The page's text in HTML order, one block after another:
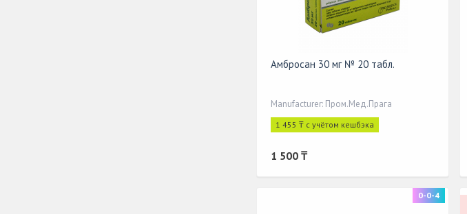
Амбросан 30 мг № 20 табл.
Manufacturer: Пром.Мед.Прага
1 455 ₸ с учётом кешбэка
1 500 ₸
0-0-4